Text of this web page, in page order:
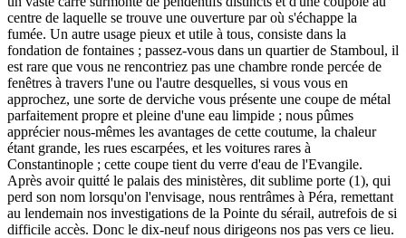
centre de laquelle se trouve une ouverture par où s'échappe la
fumée. Un autre usage pieux et utile à tous, consiste dans la
fondation de fontaines ; passez-vous dans un quartier de Stamboul, il
est rare que vous ne rencontriez pas une chambre ronde percée de
fenêtres à travers l'une ou l'autre desquelles, si vous vous en
approchez, une sorte de derviche vous présente une coupe de métal
parfaitement propre et pleine d'une eau limpide ; nous pûmes
apprécier nous-mêmes les avantages de cette coutume, la chaleur
étant grande, les rues escarpées, et les voitures rares à
Constantinople ; cette coupe tient du verre d'eau de l'Evangile.
Après avoir quitté le palais des ministères, dit sublime porte (1), qui
perd son nom lorsqu'on l'envisage, nous rentrâmes à Péra, remettant
au lendemain nos investigations de la Pointe du sérail, autrefois de si
difficile accès. Donc le dix-neuf nous dirigeons nos pas vers ce lieu.